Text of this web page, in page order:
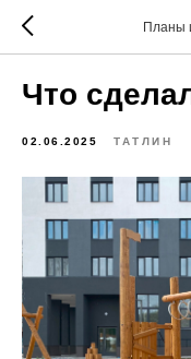
Планы
Что
02.06.2025 ТАТЛИН